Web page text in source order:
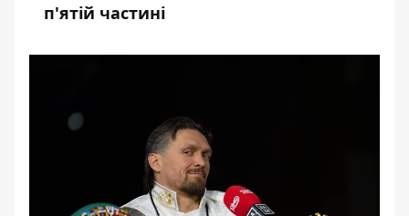
п'ятій частині